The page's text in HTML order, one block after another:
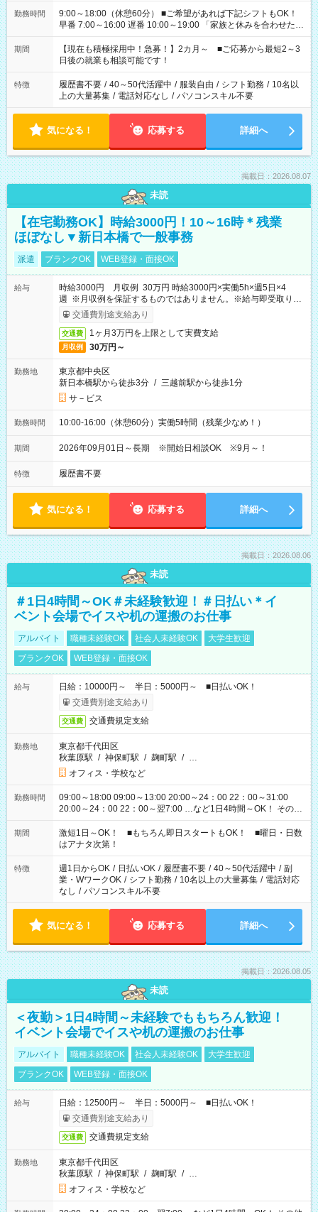
勤務時間
9:00～18:00（休憩60分） ■ご希望があれば下記シフトもOK！
早番 7:00～16:00 遅番 10:00～19:00 「家族と休みを合わせた
い」 「余裕を持って夕飯の準備がしたい」 「できれば残業はし
たくない」 など、ご希望を教えてくださいね。 ※Wワーク希望
の方へ 今ご覧のお仕事で希望する勤務時間と、もう1つのお仕事
の勤務時間。 合計で週40時間を超える場合は応募できません。
期間
【現在も積極採用中！急募！】2カ月～ ■ご応募から最短2～3
日後の就業も相談可能です！
特徴 履歴書不要 / 40～50代活躍中 / 服装自由 / シフト勤務 / 10名以
上の大量募集 / 電話対応なし / パソコンスキル不要
気になる！ 応募する 詳細へ
掲載日：2026.08.07
未読
【在宅勤務OK】時給3000円！10～16時＊残業
ほぼなし▼新日本橋で一般事務
派遣 ブランクOK WEB登録・面接OK
給与
時給3000円 月収例 30万円 時給3000円×実働5h×週5日×4
週 ※月収例を保証するものではありません。※給与即受取りサ
ービス利用可（利用条件有）
交通費別途支給あり
交通費 1ヶ月3万円を上限として実費支給
月収例 30万円～
勤務地
東京都中央区
新日本橋駅から徒歩3分 / 三越前駅から徒歩1分
サ－ビス
勤務時間 10:00-16:00（休憩60分）実働5時間（残業少なめ！）
期間 2026年09月01日～長期 ※開始日相談OK ※9月～！
特徴 履歴書不要
気になる！ 応募する 詳細へ
掲載日：2026.08.06
未読
＃1日4時間～OK＃未経験歓迎！＃日払い＊イ
ベント会場でイスや机の運搬のお仕事
アルバイト 職種未経験OK 社会人未経験OK
大学生歓迎
ブランクOK
WEB登録・面接OK
給与
日給：10000円～ 半日：5000円～ ■日払いOK！
交通費別途支給あり
交通費 交通費規定支給
勤務地
東京都千代田区
秋葉原駅 / 神保町駅 / 麹町駅 / …
オフィス・学校など
勤務時間
09:00～18:00 09:00～13:00 20:00～24：00 22：00～31:00
20:00～24：00 22：00～翌7:00 …など1日4時間～OK！ その他
シフトもございます！ お気軽にご相談ください！
期間
激短1日～OK！ ■もちろん即日スタートもOK！ ■曜日・日数
はアナタ次第！
特徴 週1日からOK / 日払いOK / 履歴書不要 / 40～50代活躍中 / 副
業・WワークOK / シフト勤務 / 10名以上の大量募集 / 電話対応
なし / パソコンスキル不要
気になる！ 応募する 詳細へ
掲載日：2026.08.05
未読
＜夜勤＞1日4時間～未経験でももちろん歓迎！
イベント会場でイスや机の運搬のお仕事
アルバイト 職種未経験OK 社会人未経験OK
大学生歓迎
ブランクOK
WEB登録・面接OK
給与
日給：12500円～ 半日：5000円～ ■日払いOK！
交通費別途支給あり
交通費 交通費規定支給
勤務地
東京都千代田区
秋葉原駅 / 神保町駅 / 麹町駅 / …
オフィス・学校など